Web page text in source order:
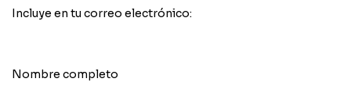
Incluye en tu correo electrónico:
Nombre completo